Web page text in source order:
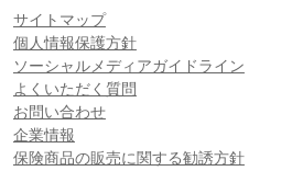
サイトマップ
個人情報保護方針
ソーシャルメディアガイドライン
よくいただく質問
お問い合わせ
企業情報
保険商品の販売に関する勧誘方針